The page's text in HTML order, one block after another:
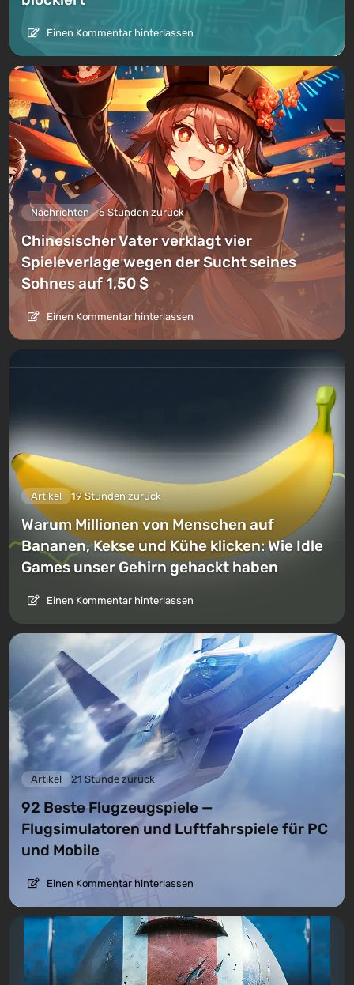
Einen Kommentar hinterlassen
Nachrichten 5 Stunden zurück
Chinesischer Vater verklagt vier
Spieleverlage wegen der Sucht seines
Sohnes auf 1,50 $
Einen Kommentar hinterlassen
Artikel 19 Stunden zurück
Warum Millionen von Menschen auf
Bananen, Kekse und Kühe klicken: Wie Idle
Games unser Gehirn gehackt haben
Einen Kommentar hinterlassen
Artikel 21 Stunde zurück
92 Beste Flugzeugspiele —
Flugsimulatoren und Luftfahrspiele für PC
und Mobile
Einen Kommentar hinterlassen